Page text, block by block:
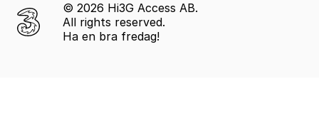
© 2026 Hi3G Access AB.
All rights reserved.
Ha en bra fredag!